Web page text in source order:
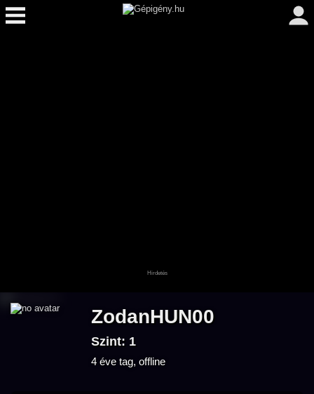
ZodanHUN00
Szint: 1
4 éve tag, offline